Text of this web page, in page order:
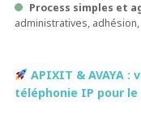
Process simples et
administratives,
APIXIT & AVAYA
téléphonie IP pour